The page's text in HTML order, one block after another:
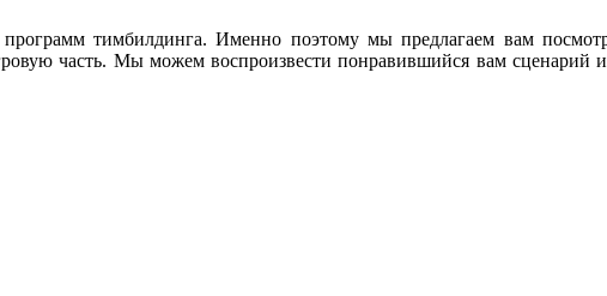
тимбилдинга. Именно поэтому мы предлагаем вам
часть. Мы можем воспроизвести понравившийся вам сценарий